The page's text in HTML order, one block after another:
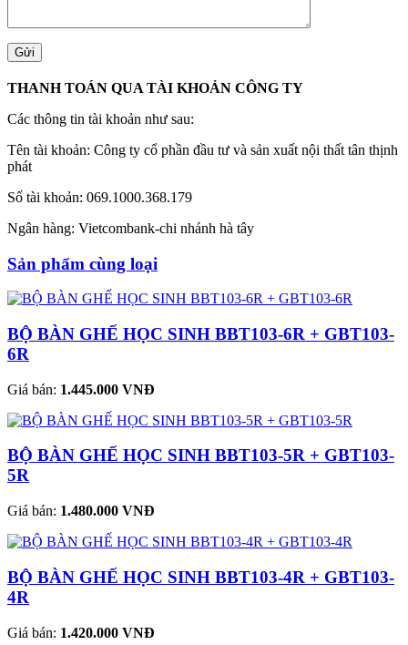
THANH TOÁN QUA TÀI KHOẢN CÔNG TY
Các thông tin tài khoản như sau:
Tên tài khoản: Công ty cổ phần đầu tư và sản xuất nội thất tân thịnh
phát
Số tài khoản: 069.1000.368.179
Ngân hàng: Vietcombank-chi nhánh hà tây
Sản phẩm cùng loại
BỘ BÀN GHẾ HỌC SINH BBT103-6R + GBT103-
6R
Giá bán: 1.445.000 VNĐ
BỘ BÀN GHẾ HỌC SINH BBT103-5R + GBT103-
5R
Giá bán: 1.480.000 VNĐ
BỘ BÀN GHẾ HỌC SINH BBT103-4R + GBT103-
4R
Giá bán: 1.420.000 VNĐ